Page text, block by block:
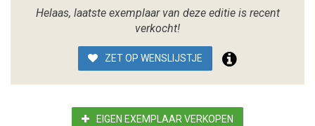
Helaas, laatste exemplaar van deze editie is recent
verkocht!
ZET OP WENSLIJSTJE
EIGEN EXEMPLAAR VERKOPEN